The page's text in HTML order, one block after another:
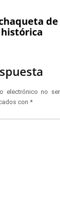
electrónico no
con *